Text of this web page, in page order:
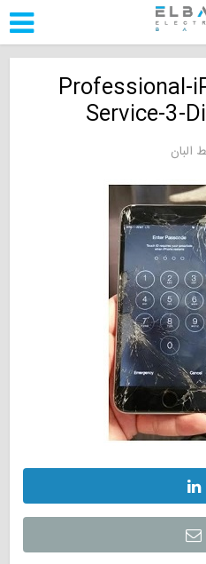
Professional-
Service-3-
البان